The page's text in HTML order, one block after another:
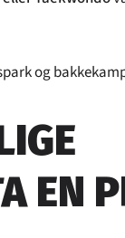
og
EN